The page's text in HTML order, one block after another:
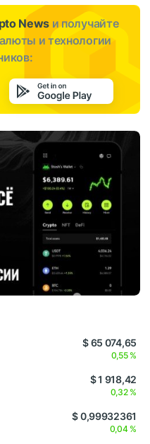
News и получайте
и технологии
$ 65 074,65
0,55 %
$ 1 918,42
0,32 %
$ 0,99932361
0,04 %